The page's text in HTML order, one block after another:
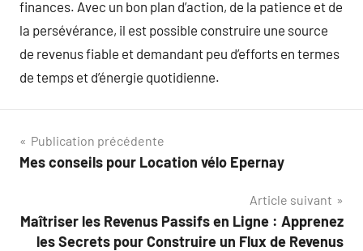
finances. Avec un bon plan d’action, de la patience et de
la persévérance, il est possible construire une source
de revenus fiable et demandant peu d’efforts en termes
de temps et d’énergie quotidienne.
Navigation
de
Publication précédente
Mes conseils pour Location vélo Epernay
Article suivant
Maîtriser les Revenus Passifs en Ligne : Apprenez
les Secrets pour Construire un Flux de Revenus